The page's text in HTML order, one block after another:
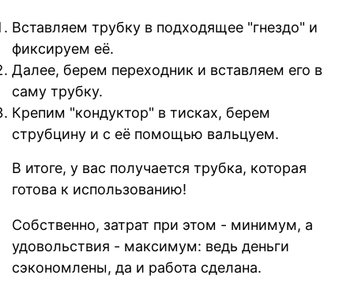
Вставляем трубку в подходящее "гнездо" и
фиксируем её.
Далее, берем переходник и вставляем его в
саму трубку.
Крепим "кондуктор" в тисках, берем
струбцину и с её помощью вальцуем.
В итоге, у вас получается трубка, которая
готова к использованию!
Собственно, затрат при этом - минимум, а
удовольствия - максимум: ведь деньги
сэкономлены, да и работа сделана.